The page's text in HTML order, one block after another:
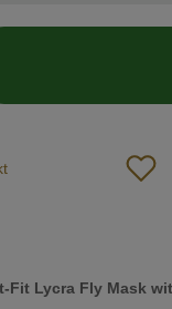
Fit Lycra Fly Mask